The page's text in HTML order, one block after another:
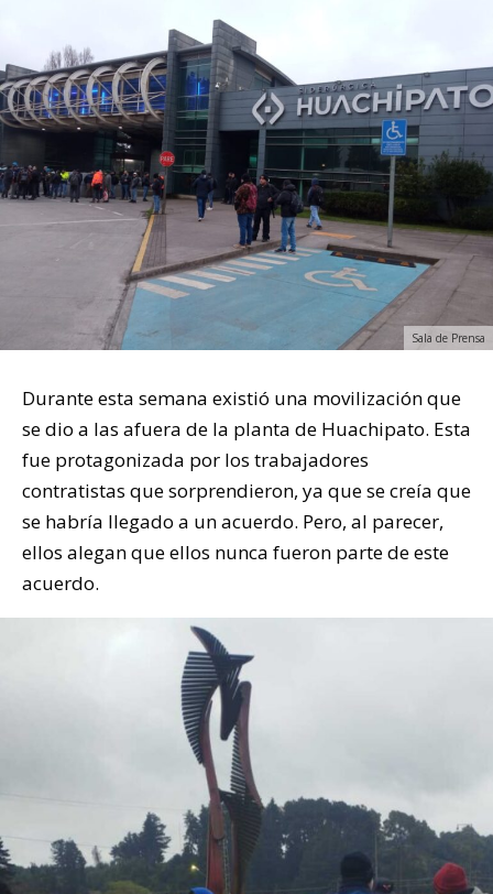
Sala de Prensa
Durante esta semana existió una movilización que
se dio a las afuera de la planta de Huachipato. Esta
fue protagonizada por los trabajadores
contratistas que sorprendieron, ya que se creía que
se habría llegado a un acuerdo. Pero, al parecer,
ellos alegan que ellos nunca fueron parte de este
acuerdo.